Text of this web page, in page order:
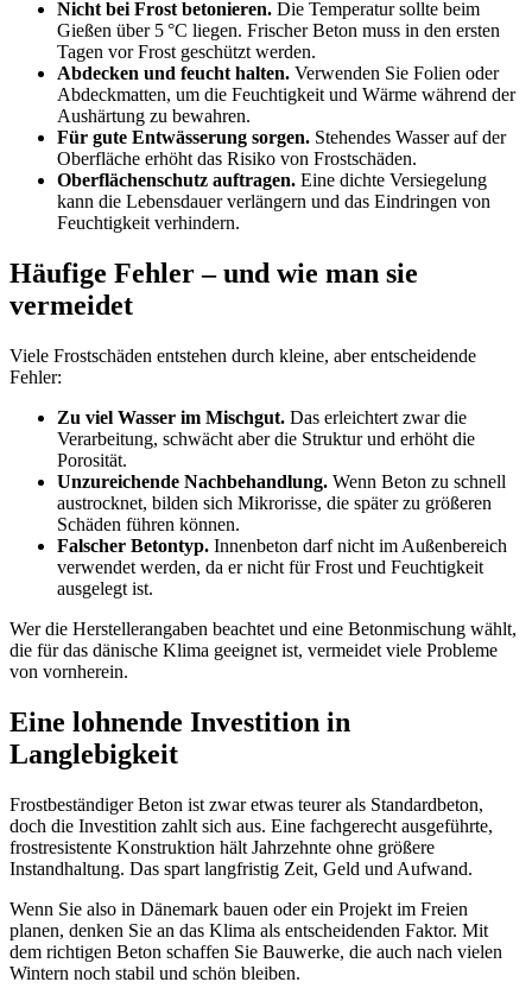
Nicht bei Frost betonieren. Die Temperatur sollte beim
Gießen über 5 °C liegen. Frischer Beton muss in den ersten
Tagen vor Frost geschützt werden.
Abdecken und feucht halten. Verwenden Sie Folien oder
Abdeckmatten, um die Feuchtigkeit und Wärme während der
Aushärtung zu bewahren.
Für gute Entwässerung sorgen. Stehendes Wasser auf der
Oberfläche erhöht das Risiko von Frostschäden.
Oberflächenschutz auftragen. Eine dichte Versiegelung
kann die Lebensdauer verlängern und das Eindringen von
Feuchtigkeit verhindern.
Häufige Fehler – und wie man sie
vermeidet
Viele Frostschäden entstehen durch kleine, aber entscheidende
Fehler:
Zu viel Wasser im Mischgut. Das erleichtert zwar die
Verarbeitung, schwächt aber die Struktur und erhöht die
Porosität.
Unzureichende Nachbehandlung. Wenn Beton zu schnell
austrocknet, bilden sich Mikrorisse, die später zu größeren
Schäden führen können.
Falscher Betontyp. Innenbeton darf nicht im Außenbereich
verwendet werden, da er nicht für Frost und Feuchtigkeit
ausgelegt ist.
Wer die Herstellerangaben beachtet und eine Betonmischung wählt,
die für das dänische Klima geeignet ist, vermeidet viele Probleme
von vornherein.
Eine lohnende Investition in
Langlebigkeit
Frostbeständiger Beton ist zwar etwas teurer als Standardbeton,
doch die Investition zahlt sich aus. Eine fachgerecht ausgeführte,
frostresistente Konstruktion hält Jahrzehnte ohne größere
Instandhaltung. Das spart langfristig Zeit, Geld und Aufwand.
Wenn Sie also in Dänemark bauen oder ein Projekt im Freien
planen, denken Sie an das Klima als entscheidenden Faktor. Mit
dem richtigen Beton schaffen Sie Bauwerke, die auch nach vielen
Wintern noch stabil und schön bleiben.